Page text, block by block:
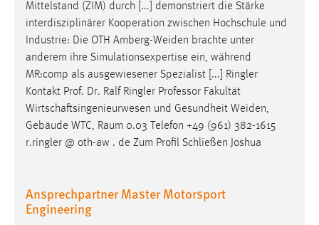
Mittelstand (ZIM) durch [...] demonstriert die Stärke
interdisziplinärer Kooperation zwischen Hochschule und
Industrie: Die OTH Amberg-Weiden brachte unter
anderem ihre Simulationsexpertise ein, während
MR:comp als ausgewiesener Spezialist [...] Ringler
Kontakt Prof. Dr. Ralf Ringler Professor Fakultät
Wirtschaftsingenieurwesen und Gesundheit Weiden,
Gebäude WTC, Raum 0.03 Telefon +49 (961) 382-1615
r.ringler @ oth-aw . de Zum Profil Schließen Joshua
Ansprechpartner Master Motorsport
Engineering